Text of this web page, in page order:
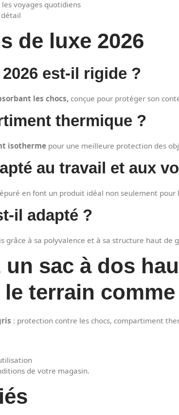
voyages quotidiens
de luxe 2026
est-il rigide ?
les chocs, conçue pour protéger son
thermique ?
isotherme pour une meilleure protection des
au travail et aux
en font un produit idéal non seulement
il adapté ?
grâce à sa polyvalence et à sa structure haut
sac à dos
terrain
: protection contre les chocs, compartiment
de votre magasin.